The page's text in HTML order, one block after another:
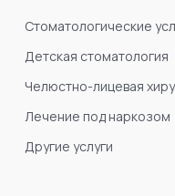
Стоматологические
Детская стоматология
Челюстно-лицевая
Лечение под наркозом
Другие услуги